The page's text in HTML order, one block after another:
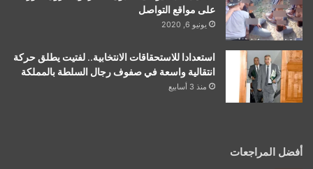
على مواقع التواصل
يونيو 6, 2020
استعدادا للاستحقاقات الانتخابية.. لفتيت يطلق حركة
انتقالية واسعة في صفوف رجال السلطة بالمملكة
منذ 3 أسابيع
أفضل المراجعات